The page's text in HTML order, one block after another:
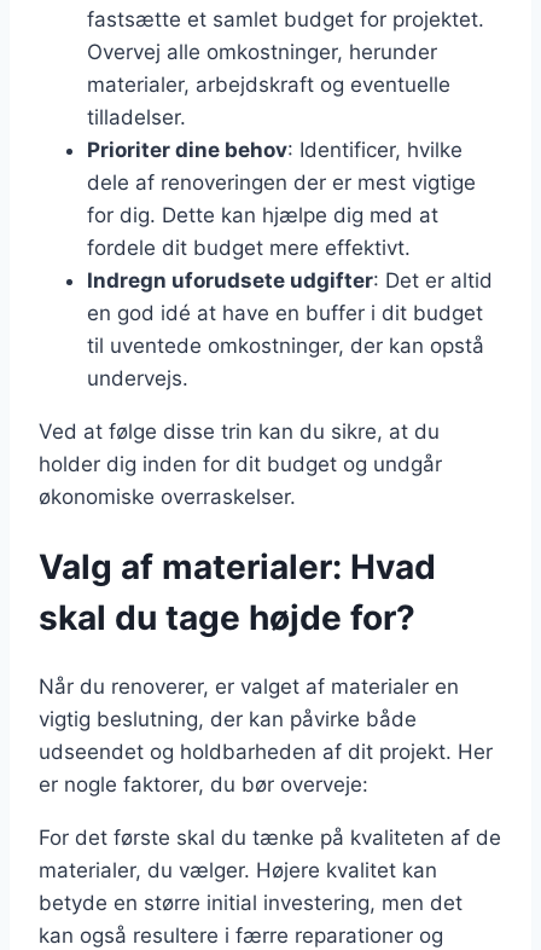
fastsætte et samlet budget for projektet.
Overvej alle omkostninger, herunder
materialer, arbejdskraft og eventuelle
tilladelser.
Prioriter dine behov: Identificer, hvilke
dele af renoveringen der er mest vigtige
for dig. Dette kan hjælpe dig med at
fordele dit budget mere effektivt.
Indregn uforudsete udgifter: Det er altid
en god idé at have en buffer i dit budget
til uventede omkostninger, der kan opstå
undervejs.
Ved at følge disse trin kan du sikre, at du
holder dig inden for dit budget og undgår
økonomiske overraskelser.
Valg af materialer: Hvad
skal du tage højde for?
Når du renoverer, er valget af materialer en
vigtig beslutning, der kan påvirke både
udseendet og holdbarheden af dit projekt. Her
er nogle faktorer, du bør overveje:
For det første skal du tænke på kvaliteten af de
materialer, du vælger. Højere kvalitet kan
betyde en større initial investering, men det
kan også resultere i færre reparationer og